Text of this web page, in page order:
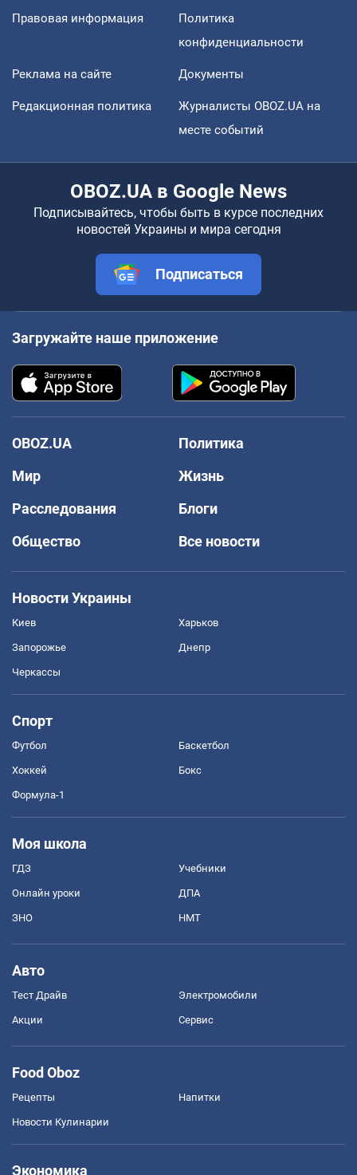
Правовая информация
Политика
конфиденциальности
Реклама на сайте Документы
Редакционная политика
Журналисты OBOZ.UA на
месте событий
OBOZ.UA в Google News
Подписывайтесь, чтобы быть в курсе последних
новостей Украины и мира сегодня
Подписаться
Загружайте наше приложение
OBOZ.UA
Политика
Мир
Жизнь
Расследования
Блоги
Общество
Все новости
Новости Украины
Киев Харьков
Запорожье Днепр
Черкассы
Спорт
Футбол Баскетбол
Хоккей Бокс
Формула-1
Моя школа
ГДЗ Учебники
Онлайн уроки ДПА
ЗНО НМТ
Авто
Тест Драйв Электромобили
Акции Сервис
Food Oboz
Рецепты Напитки
Новости Кулинарии
Экономика